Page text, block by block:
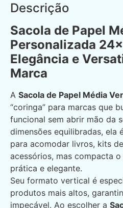
Descrição
Sacola de Papel
Personalizada
Elegância e
Marca
A Sacola de Papel Média
“coringa” para marcas que
funcional sem abrir mão da
dimensões equilibradas, ela
para acomodar livros, kits
acessórios, mas compacta
prática e elegante.
Seu formato vertical é
produtos mais altos,
impecável. Ao escolher a